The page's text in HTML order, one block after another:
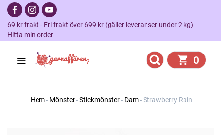
69 kr frakt - Fri frakt över 699 kr (gäller leveranser under 2 kg)
Hitta min order
0
Hem Mönster Stickmönster Dam Strawberry Rain